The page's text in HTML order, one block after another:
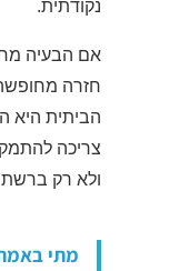
נקודתית.
אם הבעיה
חזרה
הביתית היא
צריכה
ולא רק ברשת
מתי